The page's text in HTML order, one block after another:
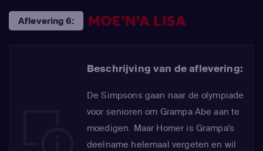
Aflevering 6: MOE'N'A LISA
Beschrijving van de aflevering:
De Simpsons gaan naar de olympiade
voor senioren om Grampa Abe aan te
moedigen. Maar Homer is Grampa's
deelname helemaal vergeten en wil